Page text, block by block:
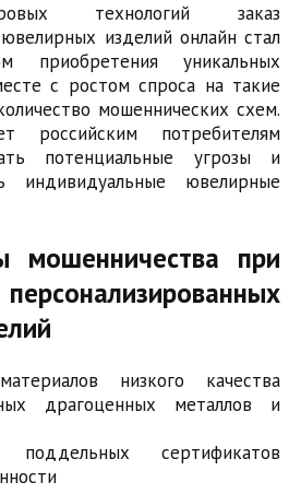
технологий заказ
изделий онлайн стал
приобретения уникальных
с ростом спроса на такие
мошеннических схем.
российским потребителям
потенциальные угрозы и
индивидуальные ювелирные
мошенничества при
низкого качества
драгоценных металлов и
поддельных сертификатов